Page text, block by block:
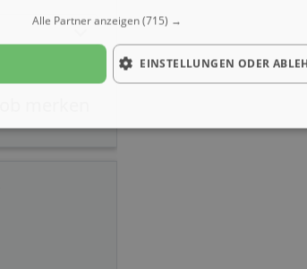
Alle Partner anzeigen(715) →
EINSTELLUNGEN ODER